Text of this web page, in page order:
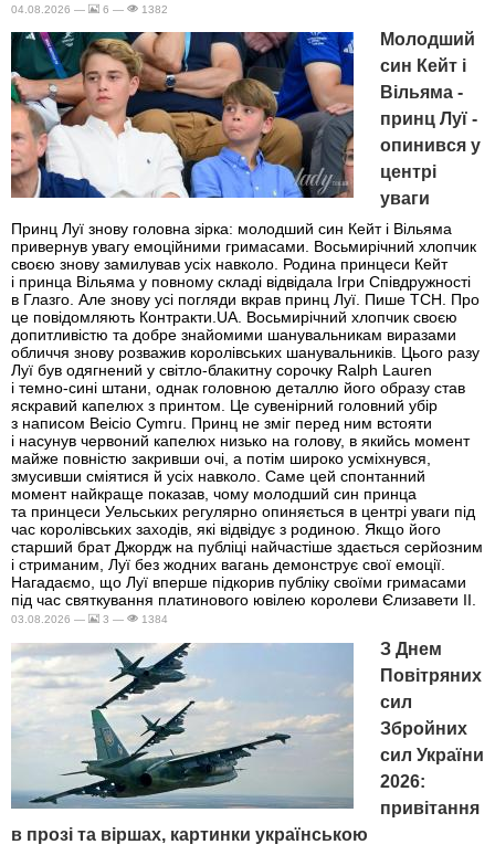
04.08.2026 — 6 — 1382
Молодший
син Кейт і
Вільяма -
принц Луї -
опинився у
центрі
уваги
Принц Луї знову головна зірка: молодший син Кейт і Вільяма
привернув увагу емоційними гримасами. Восьмирічний хлопчик
своєю знову замилував усіх навколо. Родина принцеси Кейт
і принца Вільяма у повному складі відвідала Ігри Співдружності
в Глазго. Але знову усі погляди вкрав принц Луї. Пише ТСН. Про
це повідомляють Контракти.UA. Восьмирічний хлопчик своєю
допитливістю та добре знайомими шанувальникам виразами
обличчя знову розважив королівських шанувальників. Цього разу
Луї був одягнений у світло-блакитну сорочку Ralph Lauren
і темно-сині штани, однак головною деталлю його образу став
яскравий капелюх з принтом. Це сувенірний головний убір
з написом Beicio Cymru. Принц не зміг перед ним встояти
і насунув червоний капелюх низько на голову, в якийсь момент
майже повністю закривши очі, а потім широко усміхнувся,
змусивши сміятися й усіх навколо. Саме цей спонтанний
момент найкраще показав, чому молодший син принца
та принцеси Уельських регулярно опиняється в центрі уваги під
час королівських заходів, які відвідує з родиною. Якщо його
старший брат Джордж на публіці найчастіше здається серйозним
і стриманим, Луї без жодних вагань демонструє свої емоції.
Нагадаємо, що Луї вперше підкорив публіку своїми гримасами
під час святкування платинового ювілею королеви Єлизавети II.
03.08.2026 — 3 — 1384
З Днем
Повітряних
сил
Збройних
сил України
2026:
привітання
в прозі та віршах, картинки українською